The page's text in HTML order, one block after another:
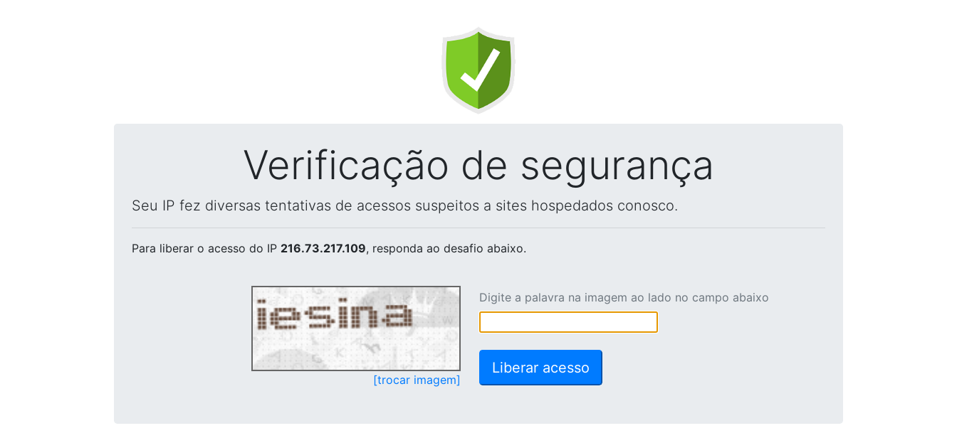
Verificação de segurança
Seu IP fez diversas tentativas de acessos suspeitos a sites hospedados conosco.
Para liberar o acesso do IP 216.73.217.109, responda ao desafio abaixo.
[trocar imagem]
Digite a palavra na imagem ao lado no campo abaixo